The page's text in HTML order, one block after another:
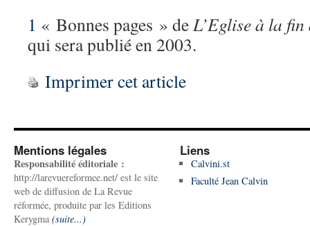
1 « Bonnes pages » deL’Eglise à la
qui sera publié en 2003.
Imprimer cet article
Mentions légales
Responsabilité éditoriale :
http://larevuereformee.net/ est le site
web de diffusion de La Revue
réformée, produite par les Editions
Kerygma (suite...)
Liens
Calvini.st
Faculté Jean Calvin